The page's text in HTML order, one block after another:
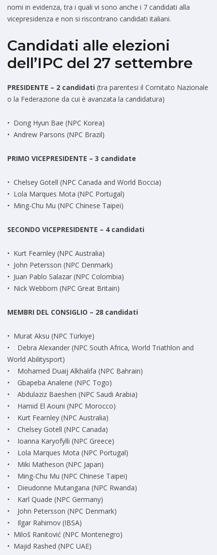
nomi in evidenza, tra i quali vi sono anche i 7 candidati alla
vicepresidenza e non si riscontrano candidati italiani.
Candidati alle elezioni
dell’IPC del 27 settembre
PRESIDENTE – 2 candidati (tra parentesi il Comitato Nazionale
o la Federazione da cui è avanzata la candidatura)
• Dong Hyun Bae (NPC Korea)
• Andrew Parsons (NPC Brazil)
PRIMO VICEPRESIDENTE – 3 candidate
• Chelsey Gotell (NPC Canada and World Boccia)
• Lola Marques Mota (NPC Portugal)
• Ming-Chu Mu (NPC Chinese Taipei)
SECONDO VICEPRESIDENTE – 4 candidati
• Kurt Fearnley (NPC Australia)
• John Petersson (NPC Denmark)
• Juan Pablo Salazar (NPC Colombia)
• Nick Webborn (NPC Great Britain)
MEMBRI DEL CONSIGLIO – 28 candidati
• Murat Aksu (NPC Türkiye)
• Debra Alexander (NPC South Africa, World Triathlon and
World Abilitysport)
• Mohamed Duaij Alkhalifa (NPC Bahrain)
• Gbapeba Analene (NPC Togo)
• Abdulaziz Baeshen (NPC Saudi Arabia)
• Hamid El Aouni (NPC Morocco)
• Kurt Fearnley (NPC Australia)
• Chelsey Gotell (NPC Canada)
• Ioanna Karyofylli (NPC Greece)
• Lola Marques Mota (NPC Portugal)
• Miki Matheson (NPC Japan)
• Ming-Chu Mu (NPC Chinese Taipei)
• Dieudonne Mutangana (NPC Rwanda)
• Karl Quade (NPC Germany)
• John Petersson (NPC Denmark)
• Ilgar Rahimov (IBSA)
• Miloš Ranitović (NPC Montenegro)
• Majid Rashed (NPC UAE)